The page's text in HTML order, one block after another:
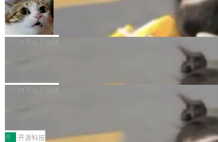
bet、微软以及 Meta 等传统科技巨头相比，Spa
ceXAI的资金消耗速度尤为引人瞩目。然而，支
撑庞大支出的资金来源却呈现出截然不同的面
貌。数据显示，微软和 Meta 主要依托充沛的经
1.2，驱动这个 agent 的新模型。一句话概括：
你可以用 curl -fsSL https://dev.meta.ai/install.
sh | bash 安装一个能在大项目里自动规划、写
代码、验证结果的 AI 终端工具。 据介绍，Muse
个主 agent 循环，外加一组后台 agent。这些后
美团开源 LoHoSearch，用知识图谱校
准 AI 能力认知
机器出题的前提，是让机器拥有全局视野。整个
构建流程可以分为四个环节：建图 → 控制难度
白开水不加糖
库，并将作为transport接入Mooncake TENT。
MPComm将作为一种传输引擎接入Mooncake T
白开水不加糖
型案例入选名单》，深信服“面向企业研发场景的
开 开源科技